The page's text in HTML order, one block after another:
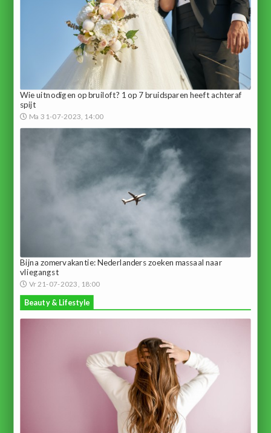
Wie uitnodigen op bruiloft? 1 op 7 bruidsparen heeft achteraf
spijt
Ma 31-07-2023, 14:00
Bijna zomervakantie: Nederlanders zoeken massaal naar
vliegangst
Vr 21-07-2023, 18:00
Beauty & Lifestyle